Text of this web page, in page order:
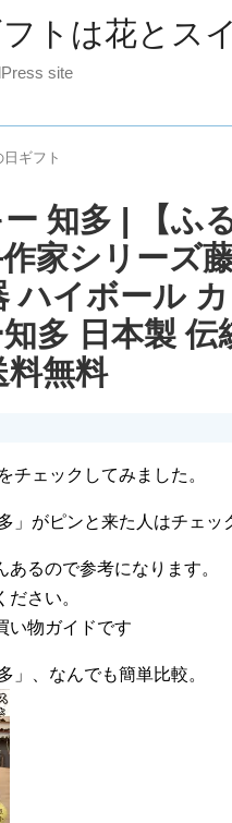
トは花とス
site
日ギフト
知多 | 【ふ
家シリーズ
ハイボール
多 日本製
料無料
チェックしてみました。
」がピンと来た人はチェ
あるので参考になります。
さい。
い物ガイドです
」、なんでも簡単比較。